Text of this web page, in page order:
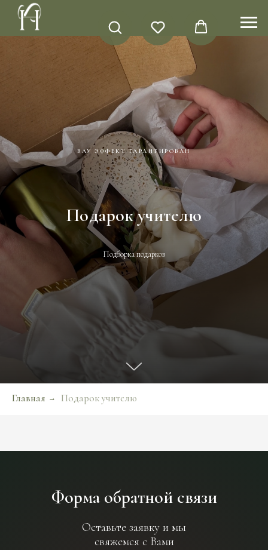
ВАУ ЭФФЕКТ ГАРАНТИРОВАН
Подарок учителю
Подборка подарков
Главная → Подарок учителю
Форма обратной связи
Оставьте заявку и мы
свяжемся с Вами